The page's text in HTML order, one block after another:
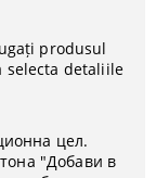
produsul
selecta detaliile
цел.
"Добави в